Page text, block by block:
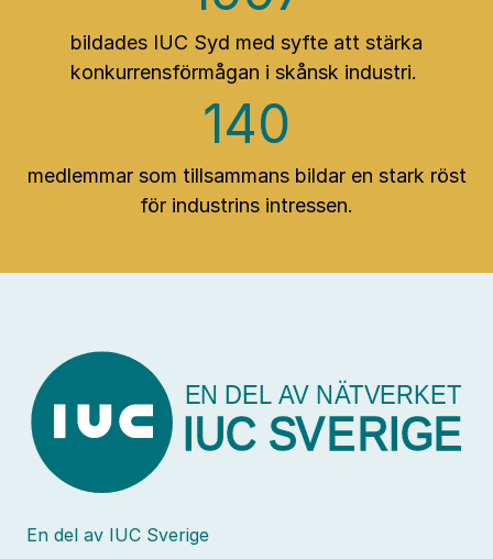
bildades IUC Syd med syfte att stärka
konkurrensförmågan i skånsk industri.
140
medlemmar som tillsammans bildar en stark röst
för industrins intressen.
En del av IUC Sverige